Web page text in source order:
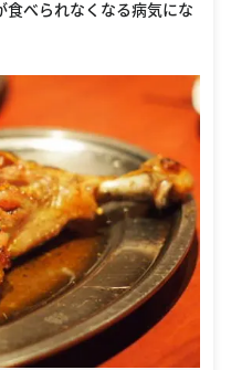
食べられなくなる病気にな